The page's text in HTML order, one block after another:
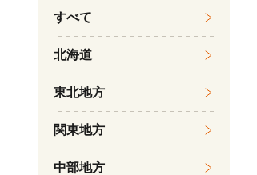
すべて
北海道
東北地方
関東地方
中部地方